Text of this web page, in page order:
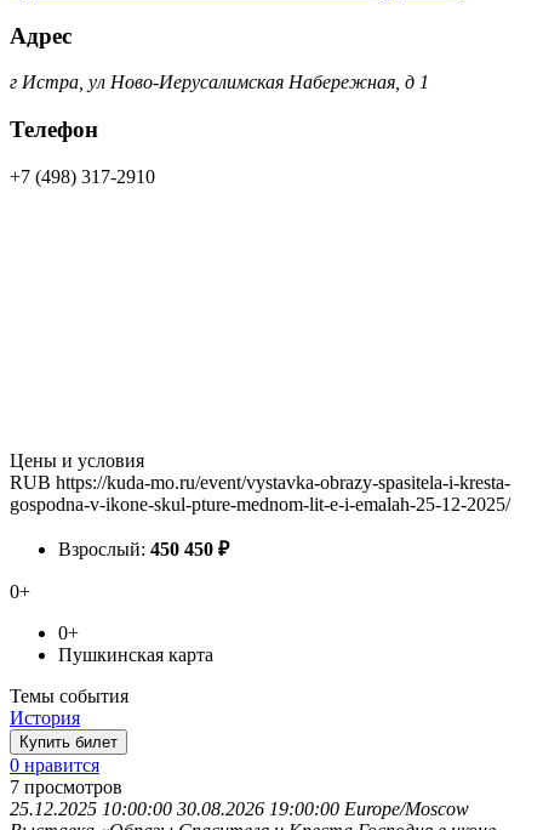
Адрес
г Истра, ул Ново-Иерусалимская Набережная, д 1
Телефон
+7 (498) 317-2910
Цены и условия
RUB https://kuda-mo.ru/event/vystavka-obrazy-spasitela-i-kresta-
gospodna-v-ikone-skul-pture-mednom-lit-e-i-emalah-25-12-2025/
Взрослый: 450 450 ₽
0+
0+
Пушкинская карта
Темы события
История
Купить билет
0 нравится
7 просмотров
25.12.2025 10:00:00 30.08.2026 19:00:00 Europe/Moscow